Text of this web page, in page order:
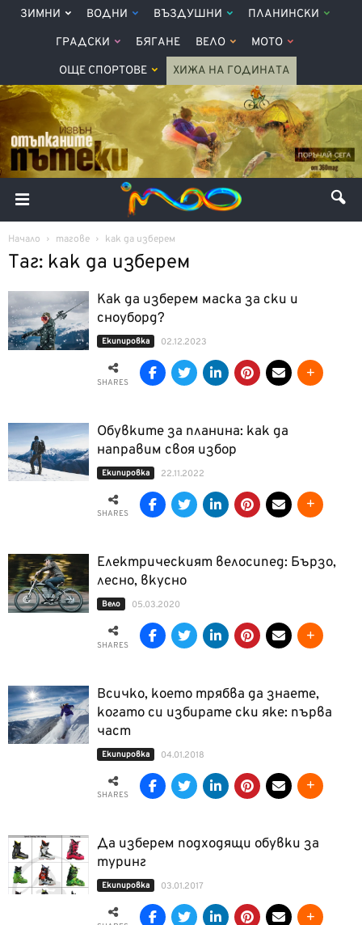
ЗИМНИ ВОДНИ ВЪЗДУШНИ ПЛАНИНСКИ
ГРАДСКИ БЯГАНЕ ВЕЛО МОТО
ОЩЕ СПОРТОВЕ ХИЖА НА ГОДИНАТА
Начало тагове как да изберем
Таг: как да изберем
Как да изберем маскa за ски и
сноуборд?
Екипировка 02.12.2023
SHARES
Обувките за планина: как да
направим своя избор
Екипировка 22.11.2022
SHARES
Електрическият велосипед: Бързо,
лесно, вкусно
Вело 05.03.2020
SHARES
Всичко, което трябва да знаете,
когато си избирате ски яке: първа
част
Екипировка 04.01.2018
SHARES
Да изберем подходящи обувки за
туринг
Екипировка 03.01.2017